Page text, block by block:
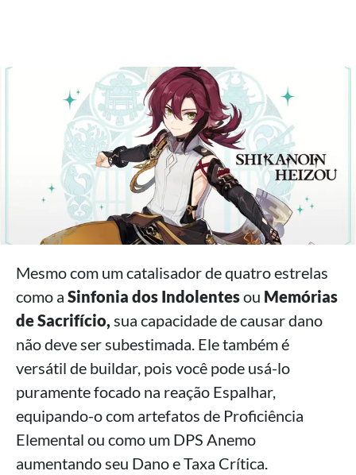
Mesmo com um catalisador de quatro estrelas
como a Sinfonia dos Indolentesou Memórias
de Sacrifício, sua capacidade de causar dano
não deve ser subestimada. Ele também é
versátil de buildar, pois você pode usá-lo
puramente focado na reação Espalhar,
equipando-o com artefatos de Proficiência
Elemental ou como um DPS Anemo
aumentando seu Dano e Taxa Crítica.